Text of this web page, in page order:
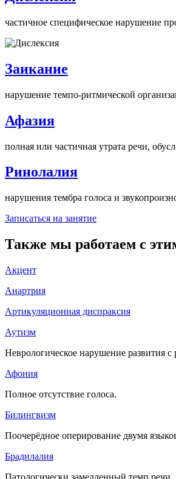
частичное специфическое нарушение
Заикание
нарушение темпо-ритмической
Афазия
полная или частичная утрата речи,
Ринолалия
нарушения тембра голоса и
Записаться на занятие
Также мы работаем с
Акцент
Анартрия
Артикуляционная диспраксия
Аутизм
Неврологическое нарушение развития
Афония
Полное отсутствие голоса.
Билингвизм
Поочерёдное оперирование двумя
Брадилалия